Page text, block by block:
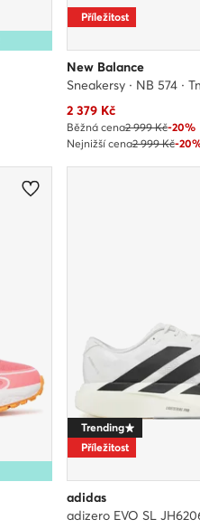
Příležitost
New Balance
Sneakersy · NB 574 ·
Aktuální cena
2 379Kč
Běžná cena2 999 Kč-20%
Nejnižší cena2 999 Kč-
Trending
Příležitost
adidas
adizero EVO SL